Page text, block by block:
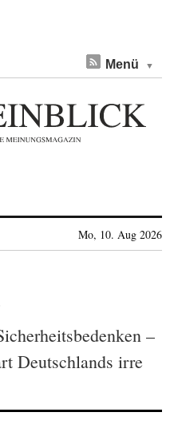
Menü
Mo, 10. Aug 2026
–
Deutschlands irre